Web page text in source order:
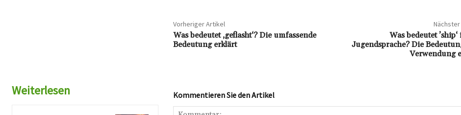
Vorheriger Artikel
Was bedeutet ‚geflasht‘? Die umfassende
Bedeutung erklärt
Was bedeutet
Jugendsprache? Die
Verwendung
Weiterlesen Kommentieren Sie den Artikel